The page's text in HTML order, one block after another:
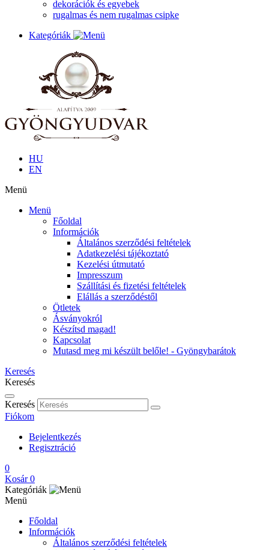
dekorációk és egyebek
rugalmas és nem rugalmas csipke
Kategóriák
HU
EN
Menü
Menü
Főoldal
Információk
Általános szerződési feltételek
Adatkezelési tájékoztató
Kezelési útmutató
Impresszum
Szállítási és fizetési feltételek
Elállás a szerződéstől
Ötletek
Ásványokról
Készítsd magad!
Kapcsolat
Mutasd meg mi készült belőle! - Gyöngybarátok
Keresés
Keresés
Keresés
Fiókom
Bejelentkezés
Regisztráció
0
Kosár 0
Kategóriák
Menü
Főoldal
Információk
Általános szerződési feltételek